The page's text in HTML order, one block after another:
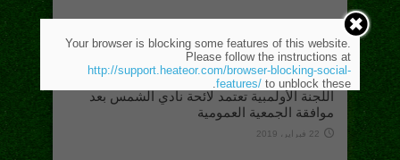
اللجنة الأولمبية تعتمد لائحة نادي الشمس بعد
موافقة الجمعية العمومية
22 فبراير، 2019
Your browser is blocking some features of this website.
Please follow the instructions at
http://support.heateor.com/browser-blocking-social-
features/ to unblock these.